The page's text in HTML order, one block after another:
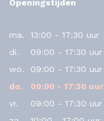
Openingstijden
ma.
13:00 - 17:30 uur
di.
09:00 - 17:30 uur
wo.
09:00 - 17:30 uur
do.
09:00 - 17:30 uur
vr.
09:00 - 17:30 uur